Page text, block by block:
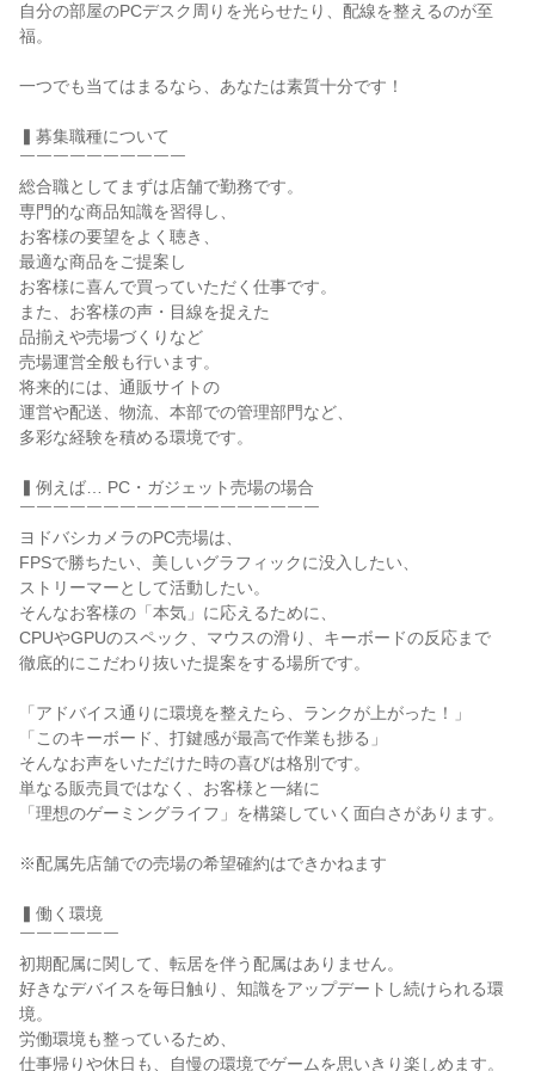
自分の部屋のPCデスク周りを光らせたり、配線を整えるのが至
福。
一つでも当てはまるなら、あなたは素質十分です！
▍募集職種について
￣￣￣￣￣￣￣￣￣￣
総合職としてまずは店舗で勤務です。
専門的な商品知識を習得し、
お客様の要望をよく聴き、
最適な商品をご提案し
お客様に喜んで買っていただく仕事です。
また、お客様の声・目線を捉えた
品揃えや売場づくりなど
売場運営全般も行います。
将来的には、通販サイトの
運営や配送、物流、本部での管理部門など、
多彩な経験を積める環境です。
▍例えば… PC・ガジェット売場の場合
￣￣￣￣￣￣￣￣￣￣￣￣￣￣￣￣￣￣
ヨドバシカメラのPC売場は、
FPSで勝ちたい、美しいグラフィックに没入したい、
ストリーマーとして活動したい。
そんなお客様の「本気」に応えるために、
CPUやGPUのスペック、マウスの滑り、キーボードの反応まで
徹底的にこだわり抜いた提案をする場所です。
「アドバイス通りに環境を整えたら、ランクが上がった！」
「このキーボード、打鍵感が最高で作業も捗る」
そんなお声をいただけた時の喜びは格別です。
単なる販売員ではなく、お客様と一緒に
「理想のゲーミングライフ」を構築していく面白さがあります。
※配属先店舗での売場の希望確約はできかねます
▍働く環境
￣￣￣￣￣￣
初期配属に関して、転居を伴う配属はありません。
好きなデバイスを毎日触り、知識をアップデートし続けられる環
境。
労働環境も整っているため、
仕事帰りや休日も、自慢の環境でゲームを思いきり楽しめます。